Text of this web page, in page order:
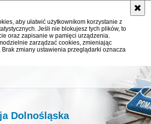
aby ułatwić użytkownikom korzystanie z
Jeśli nie blokujesz tych plików, to
oraz zapisanie w pamięci urządzenia.
zarządzać cookies, zmieniając
zmiany ustawienia przeglądarki oznacza
Dolnośląska